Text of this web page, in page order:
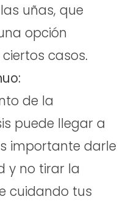
uñas, que
opción
casos.
de la
puede llegar a
importante darle
y no tirar la
cuidando tus